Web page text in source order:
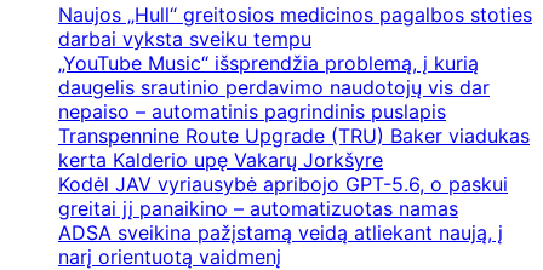
Naujos „Hull“ greitosios medicinos pagalbos stoties
darbai vyksta sveiku tempu
„YouTube Music“ išsprendžia problemą, į kurią
daugelis srautinio perdavimo naudotojų vis dar
nepaiso – automatinis pagrindinis puslapis
Transpennine Route Upgrade (TRU) Baker viadukas
kerta Kalderio upę Vakarų Jorkšyre
Kodėl JAV vyriausybė apribojo GPT-5.6, o paskui
greitai jį panaikino – automatizuotas namas
ADSA sveikina pažįstamą veidą atliekant naują, į
narį orientuotą vaidmenį